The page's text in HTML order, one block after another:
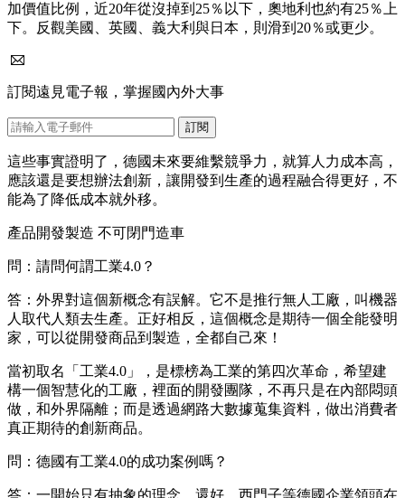
加價值比例，近20年從沒掉到25％以下，奧地利也約有25％上
下。反觀美國、英國、義大利與日本，則滑到20％或更少。
訂閱遠見電子報，掌握國內外大事
訂閱
這些事實證明了，德國未來要維繫競爭力，就算人力成本高，
應該還是要想辦法創新，讓開發到生產的過程融合得更好，不
能為了降低成本就外移。
產品開發製造 不可閉門造車
問：請問何謂工業4.0？
答：外界對這個新概念有誤解。它不是推行無人工廠，叫機器
人取代人類去生產。正好相反，這個概念是期待一個全能發明
家，可以從開發商品到製造，全都自己來！
當初取名「工業4.0」，是標榜為工業的第四次革命，希望建
構一個智慧化的工廠，裡面的開發團隊，不再只是在內部悶頭
做，和外界隔離；而是透過網路大數據蒐集資料，做出消費者
真正期待的創新商品。
問：德國有工業4.0的成功案例嗎？
答：一開始只有抽象的理念。還好，西門子等德國企業領頭在